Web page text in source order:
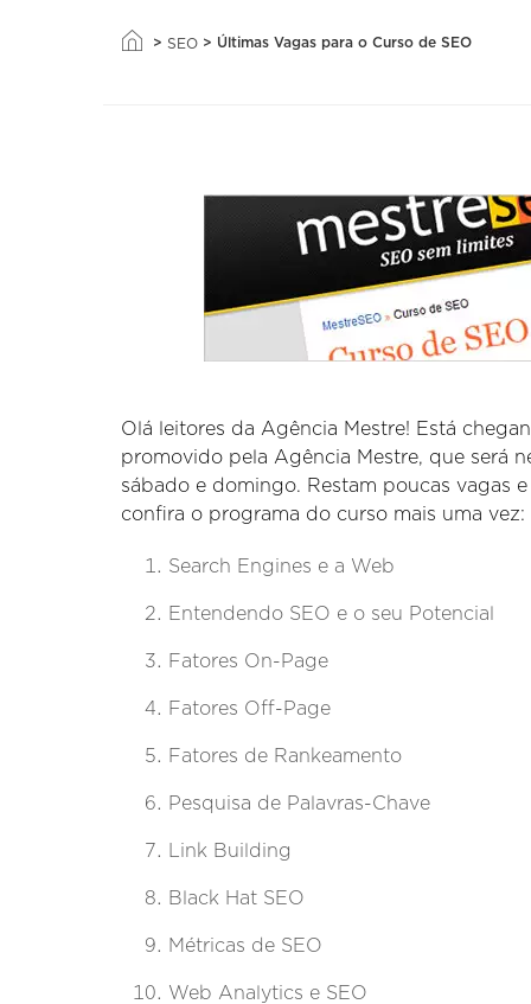
> SEO > Últimas Vagas para o Curso de SEO
Olá leitores da Agência Mestre! Está
promovido pela Agência Mestre, que será
sábado e domingo. Restam poucas vagas
confira o programa do curso mais uma vez:
Search Engines e a Web
Entendendo SEO e o seu Potencial
Fatores On-Page
Fatores Off-Page
Fatores de Rankeamento
Pesquisa de Palavras-Chave
Link Building
Black Hat SEO
Métricas de SEO
Web Analytics e SEO